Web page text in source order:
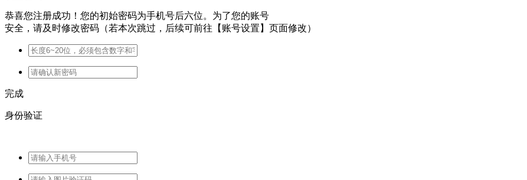
恭喜您注册成功！您的初始密码为手机号后六位。为了您的账号
安全，请及时修改密码（若本次跳过，后续可前往【账号设置】页面修改）
完成
身份验证